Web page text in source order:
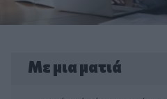
Με μια ματιά